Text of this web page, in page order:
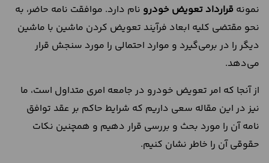
نمونه قراردادتعویض خودرو نام دارد. موافقت نامه حاضر، به
نحو مقتضی کلیه ابعاد فرآیند تعویض کردن ماشین با ماشین
دیگر را در برمی‌گیرد و موارد احتمالی را مورد سنجش قرار
می‌دهد.
از آنجا که امر تعویض خودرو در جامعه امری متداول است، ما
نیز در این مقاله سعی داریم که شرایط حاکم بر عقد توافق
نامه آن را مورد بحث و بررسی قرار دهیم و همچنین نکات
حقوقی آن را خاطر نشان کنیم.